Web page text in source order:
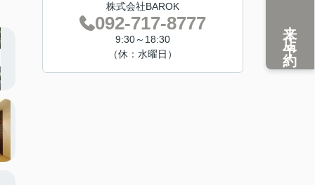
株式会社BAROK
092-717-8777
9:30～18:30
（休：水曜日）
来店予約